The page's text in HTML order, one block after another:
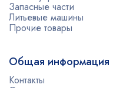
Запасные части
Литьевые машины
Прочие товары
Общая информация
Контакты